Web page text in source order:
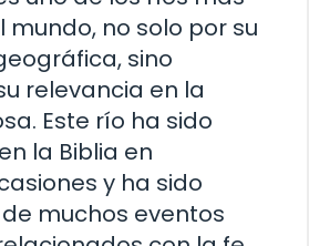
mundo, no solo por su
sino
relevancia en la
Este río ha sido
la Biblia en
y ha sido
muchos eventos